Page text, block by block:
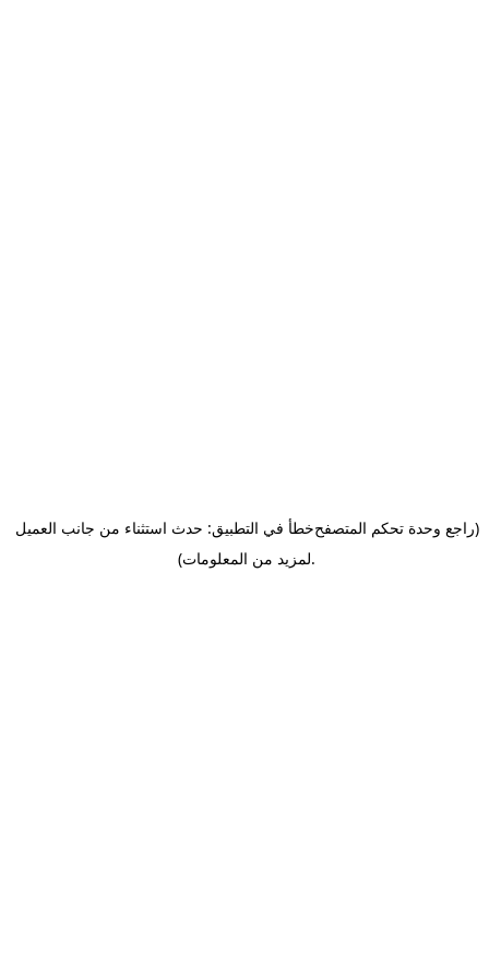
خطأ في التطبيق: حدث استثناء من جانب العميل(راجع وحدة تحكم المتصفح
لمزيد من المعلومات).